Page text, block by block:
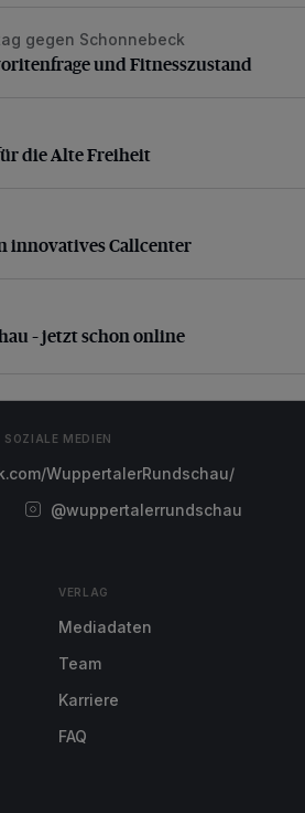
und Fitnesszustand
gegen Schonnebeck
und Fitnesszustand
die Alte Freiheit
die Alte Freiheit
innovatives Callcenter
innovatives Callcenter
– jetzt schon online
– jetzt schon online
SOZIALE MEDIEN
WuppertalerRundschau/
@wuppertalerrundschau
VERLAG
Mediadaten
Team
Karriere
FAQ